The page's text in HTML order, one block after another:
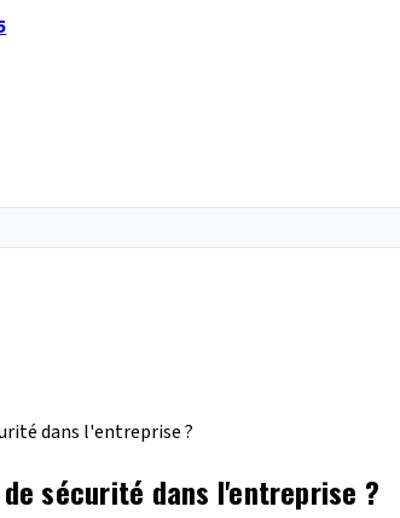
dans l'entreprise ?
sécurité dans l'entreprise ?